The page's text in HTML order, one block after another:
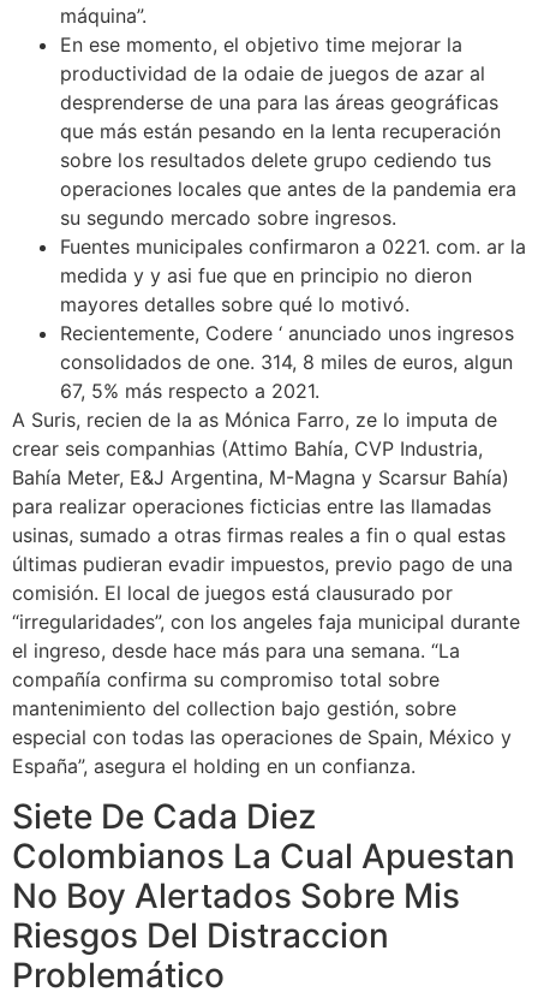
máquina”.
En ese momento, el objetivo time mejorar la
productividad de la odaie de juegos de azar al
desprenderse de una para las áreas geográficas
que más están pesando en la lenta recuperación
sobre los resultados delete grupo cediendo tus
operaciones locales que antes de la pandemia era
su segundo mercado sobre ingresos.
Fuentes municipales confirmaron a 0221. com. ar la
medida y y asi fue que en principio no dieron
mayores detalles sobre qué lo motivó.
Recientemente, Codere ‘ anunciado unos ingresos
consolidados de one. 314, 8 miles de euros, algun
67, 5% más respecto a 2021.
A Suris, recien de la as Mónica Farro, ze lo imputa de
crear seis companhias (Attimo Bahía, CVP Industria,
Bahía Meter, E&J Argentina, M-Magna y Scarsur Bahía)
para realizar operaciones ficticias entre las llamadas
usinas, sumado a otras firmas reales a fin o qual estas
últimas pudieran evadir impuestos, previo pago de una
comisión. El local de juegos está clausurado por
“irregularidades”, con los angeles faja municipal durante
el ingreso, desde hace más para una semana. “La
compañía confirma su compromiso total sobre
mantenimiento del collection bajo gestión, sobre
especial con todas las operaciones de Spain, México y
España”, asegura el holding en un confianza.
Siete De Cada Diez
Colombianos La Cual Apuestan
No Boy Alertados Sobre Mis
Riesgos Del Distraccion
Problemático